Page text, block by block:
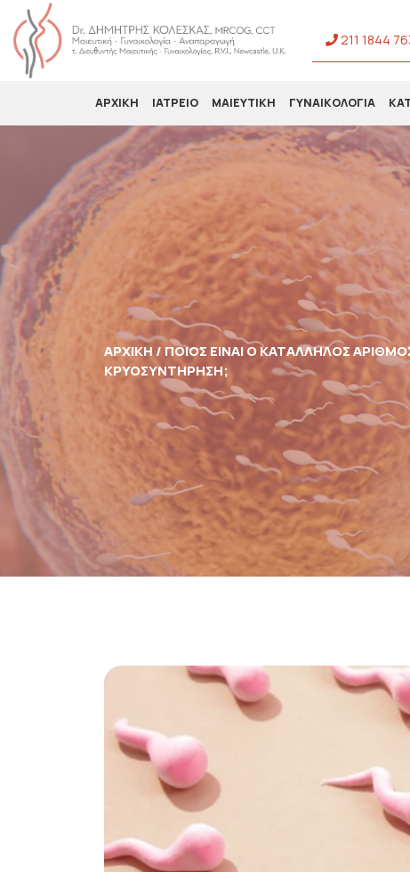
211 1844
ΑΡΧΙΚΗ ΙΑΤΡΕΙΟ ΜΑΙΕΥΤΙΚΗ ΓΥΝΑΙΚΟΛΟΓΙΑ
ΑΡΧΙΚΉ /ΠΟΙΌΣ ΕΊΝΑΙ Ο ΚΑΤΆΛΛΗΛΟΣ
ΚΡΥΟΣΥΝΤΉΡΗΣΗ;